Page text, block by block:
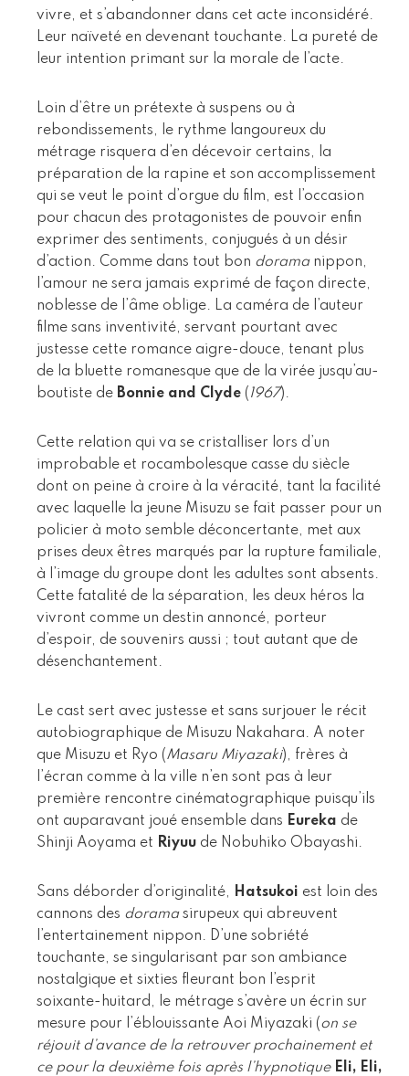
vivre, et s’abandonner dans cet acte inconsidéré.
Leur naïveté en devenant touchante. La pureté de
leur intention primant sur la morale de l’acte.
Loin d’être un prétexte à suspens ou à
rebondissements, le rythme langoureux du
métrage risquera d’en décevoir certains, la
préparation de la rapine et son accomplissement
qui se veut le point d’orgue du film, est l’occasion
pour chacun des protagonistes de pouvoir enfin
exprimer des sentiments, conjugués à un désir
d’action. Comme dans tout bon doramanippon,
l’amour ne sera jamais exprimé de façon directe,
noblesse de l’âme oblige. La caméra de l’auteur
filme sans inventivité, servant pourtant avec
justesse cette romance aigre-douce, tenant plus
de la bluette romanesque que de la virée jusqu’au-
boutiste de Bonnie and Clyde ( 1967).
Cette relation qui va se cristalliser lors d’un
improbable et rocambolesque casse du siècle
dont on peine à croire à la véracité, tant la facilité
avec laquelle la jeune Misuzu se fait passer pour un
policier à moto semble déconcertante, met aux
prises deux êtres marqués par la rupture familiale,
à l’image du groupe dont les adultes sont absents.
Cette fatalité de la séparation, les deux héros la
vivront comme un destin annoncé, porteur
d’espoir, de souvenirs aussi ; tout autant que de
désenchantement.
Le cast sert avec justesse et sans surjouer le récit
autobiographique de Misuzu Nakahara. A noter
que Misuzu et Ryo (Masaru Miyazaki), frères à
l’écran comme à la ville n’en sont pas à leur
première rencontre cinématographique puisqu’ils
ont auparavant joué ensemble dans Eureka de
Shinji Aoyama et Riyuu de Nobuhiko Obayashi.
Sans déborder d’originalité, Hatsukoi est loin des
cannons des doramasirupeux qui abreuvent
l’entertainement nippon. D’une sobriété
touchante, se singularisant par son ambiance
nostalgique et sixties fleurant bon l’esprit
soixante-huitard, le métrage s’avère un écrin sur
mesure pour l’éblouissante Aoi Miyazaki (on se
réjouit d’avance de la retrouver prochainement et
ce pour la deuxième fois après l’hypnotique Eli, Eli,